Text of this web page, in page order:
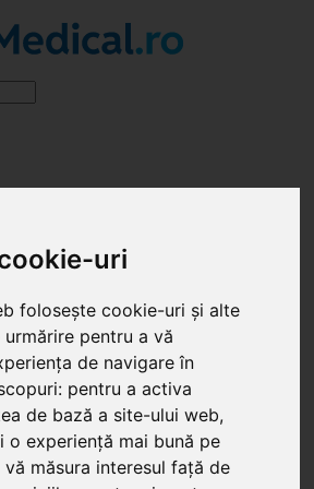
uri
folosește cookie-uri și alte
pentru a vă
de navigare în
pentru a activa
de bază a site-ului web,
o experiență mai bună pe
vă măsura interesul față de